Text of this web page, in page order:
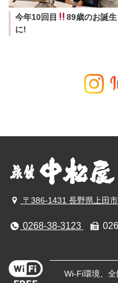
今年10回目
89歳のお誕生
に!
〒386-1431 長野県上田
0268-38-3123
Wi-Fi環境、全